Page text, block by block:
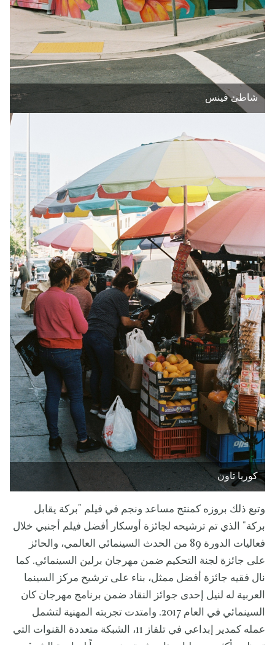
‪شاطئ فينس
كوريا تاون
وتبع ذلك بروزه كمنتج مساعد ونجم في فيلم "بركة يقابل
بركة" الذي تم ترشيحه لجائزة أوسكار أفضل فيلم أجنبي خلال
فعاليات الدورة 89 من الحدث السينمائي العالمي، والحائز
على جائزة لجنة التحكيم ضمن مهرجان برلين السينمائي. كما
نال فقيه جائزة أفضل ممثل، بناء على ترشيح مركز السينما
العربية له لنيل إحدى جوائز النقاد ضمن برنامج مهرجان كان
السينمائي في العام 2017. وامتدت تجربته المهنية لتشمل
عمله كمدير إبداعي في تلفاز 11، الشبكة متعددة القنوات التي